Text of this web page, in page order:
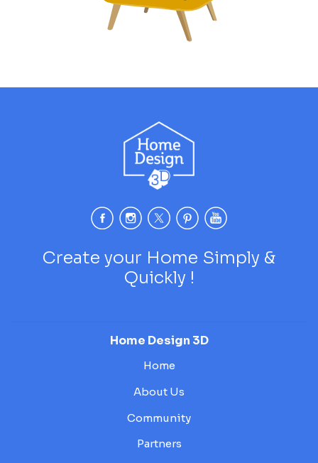
Create your Home Simply &
Quickly !
Home Design 3D
Home
About Us
Community
Partners